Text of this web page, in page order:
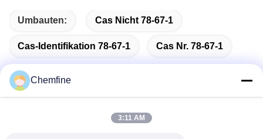
Umbauten: Cas Nicht 78-67-1
Cas-Identifikation 78-67-1 Cas Nr. 78-67-1
Schnelle Kontaktaufnahme
Chemfine
3:11 AM